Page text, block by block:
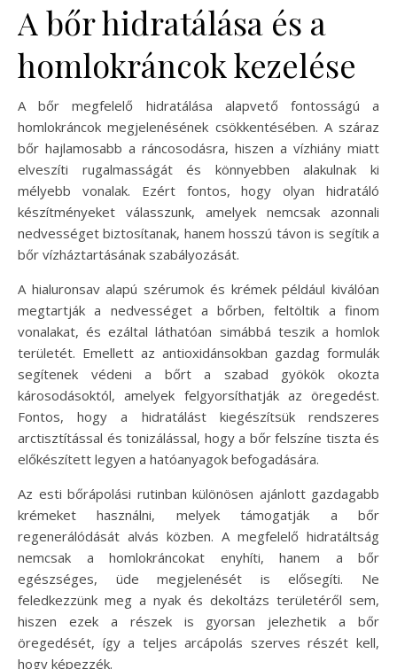
A bőr hidratálása és a
homlokráncok kezelése
A bőr megfelelő hidratálása alapvető fontosságú a
homlokráncok megjelenésének csökkentésében. A száraz
bőr hajlamosabb a ráncosodásra, hiszen a vízhiány miatt
elveszíti rugalmasságát és könnyebben alakulnak ki
mélyebb vonalak. Ezért fontos, hogy olyan hidratáló
készítményeket válasszunk, amelyek nemcsak azonnali
nedvességet biztosítanak, hanem hosszú távon is segítik a
bőr vízháztartásának szabályozását.
A hialuronsav alapú szérumok és krémek például kiválóan
megtartják a nedvességet a bőrben, feltöltik a finom
vonalakat, és ezáltal láthatóan simábbá teszik a homlok
területét. Emellett az antioxidánsokban gazdag formulák
segítenek védeni a bőrt a szabad gyökök okozta
károsodásoktól, amelyek felgyorsíthatják az öregedést.
Fontos, hogy a hidratálást kiegészítsük rendszeres
arctisztítással és tonizálással, hogy a bőr felszíne tiszta és
előkészített legyen a hatóanyagok befogadására.
Az esti bőrápolási rutinban különösen ajánlott gazdagabb
krémeket használni, melyek támogatják a bőr
regenerálódását alvás közben. A megfelelő hidratáltság
nemcsak a homlokráncokat enyhíti, hanem a bőr
egészséges, üde megjelenését is elősegíti. Ne
feledkezzünk meg a nyak és dekoltázs területéről sem,
hiszen ezek a részek is gyorsan jelezhetik a bőr
öregedését, így a teljes arcápolás szerves részét kell,
hogy képezzék.